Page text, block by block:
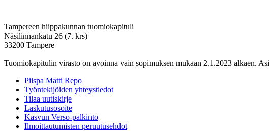
Tampereen hiippakunnan tuomiokapituli
Näsilinnankatu 26 (7. krs)
33200 Tampere
Tuomiokapitulin virasto on avoinna vain sopimuksen mukaan 2.1.2023 alkaen.
Piispa Matti Repo
Työntekijöiden yhteystiedot
Tilaa uutiskirje
Laskutusosoite
Kasvun Verso-palkinto
Ilmoittautumisten peruutusehdot